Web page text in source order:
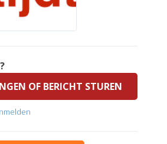
OF BERICHT STUREN